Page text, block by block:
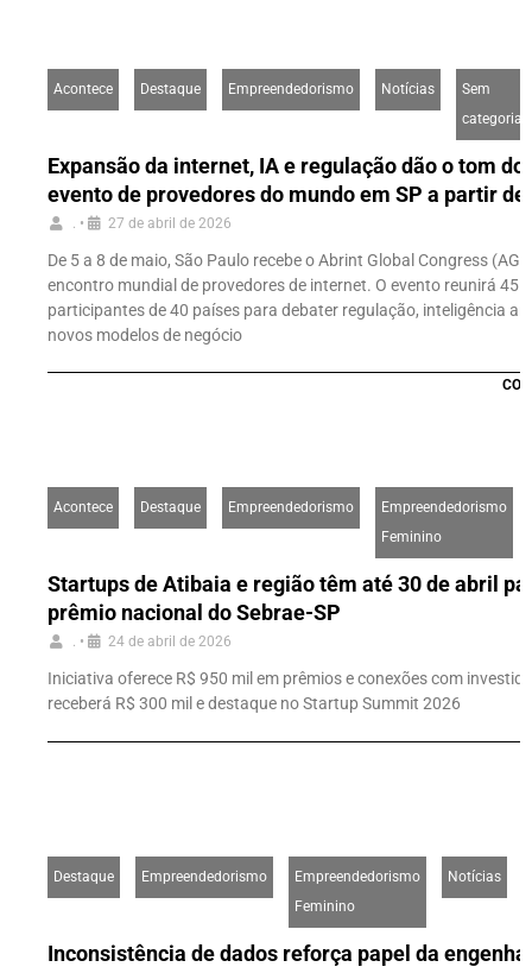
Acontece Destaque Empreendedorismo Notícias
Sem
categoria
Expansão da internet, IA e regulação dão o tom
evento de provedores do mundo em SP a partir de
. • 27 de abril de 2026
De 5 a 8 de maio, São Paulo recebe o Abrint Global Congress
encontro mundial de provedores de internet. O evento reunirá 45
participantes de 40 países para debater regulação, inteligência
novos modelos de negócio
Acontece Destaque Empreendedorismo
Empreendedorismo
Feminino
Startups de Atibaia e região têm até 30 de abril
prêmio nacional do Sebrae-SP
. • 24 de abril de 2026
Iniciativa oferece R$ 950 mil em prêmios e conexões com
receberá R$ 300 mil e destaque no Startup Summit 2026
Destaque Empreendedorismo
Empreendedorismo
Feminino
Notícias
Inconsistência de dados reforça papel da